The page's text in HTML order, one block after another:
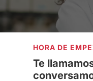
HORA DE
Te